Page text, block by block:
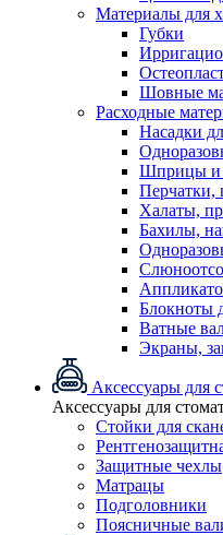
Материалы для
Губки
Шовные
Расходные
Насадки
Шприцы и
Перчатки,
Халаты,
Бахилы,
Блокноты
Ватные
Экраны,
Аксессуары для
Аксессуары для
Стойки для
Защитные чехлы
Матрацы
Подголовники
Поясничные